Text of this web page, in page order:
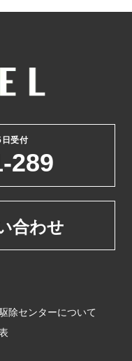
受付
289
合わせ
除センターについて